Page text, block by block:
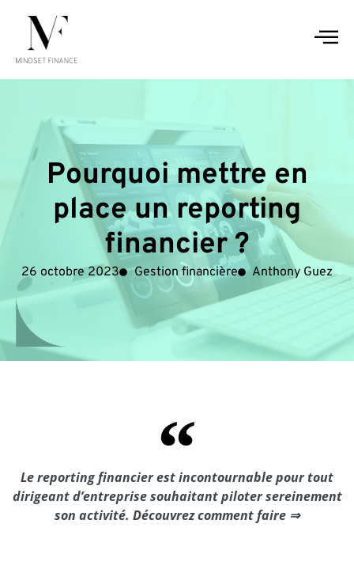
Pourquoi mettre en
place un reporting
financier ?
26 octobre 2023 Gestion financière Anthony Guez
Le reporting financier est incontournable pour tout
dirigeant d’entreprise souhaitant piloter sereinement
son activité. Découvrez comment faire ⇒